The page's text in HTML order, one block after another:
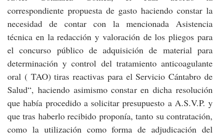
correspondiente propuesta de gasto haciendo constar la
necesidad de contar con la mencionada Asistencia
técnica en la redacción y valoración de los pliegos para
el concurso público de adquisición de material para
determinación y control del tratamiento anticoagulante
oral ( TAO) tiras reactivas para el Servicio Cántabro de
Salud“, haciendo asimismo constar en dicha resolución
que había procedido a solicitar presupuesto a A.S.V.P. y
que tras haberlo recibido proponía, tanto su contratación,
como la utilización como forma de adjudicación del